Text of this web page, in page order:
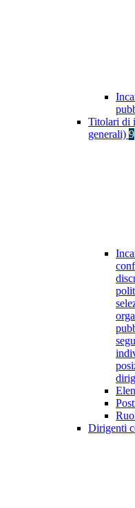
Titolari di
generali) 9
Dirigenti